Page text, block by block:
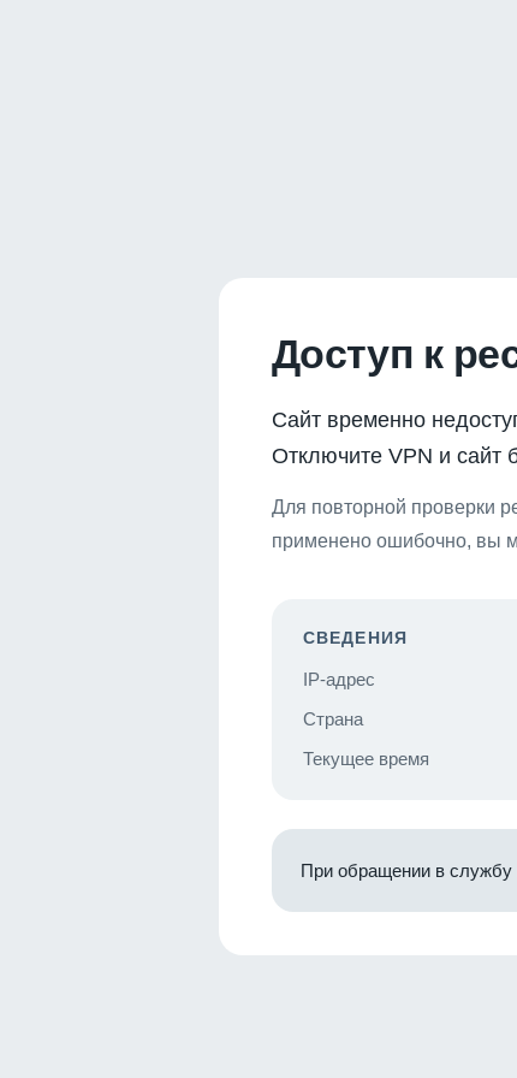
Доступ к
Сайт временно
Отключите VPN и сайт
Для повторной проверки
применено ошибочно, вы
СВЕДЕНИЯ
IP-адрес
Страна
Текущее время
При обращении в службу